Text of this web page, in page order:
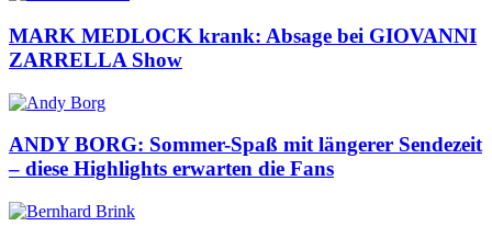
MARK MEDLOCK krank: Absage bei GIOVANNI
ZARRELLA Show
ANDY BORG: Sommer-Spaß mit längerer Sendezeit
– diese Highlights erwarten die Fans